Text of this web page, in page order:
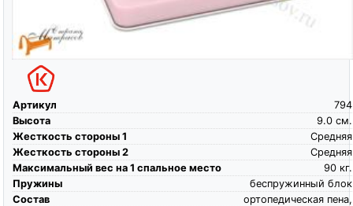
Артикул
794
Высота
см.
9.0
Жесткость стороны 1
Средняя
Жесткость стороны 2
Средняя
Максимальный вес на 1 спальное место
кг.
90
Пружины
беспружинный блок
Состав
ортопедическая пена,